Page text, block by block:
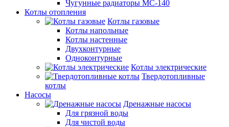
Чугунные радиаторы МС-140
Котлы отопления
Котлы газовые
Котлы напольные
Котлы настенные
Двухконтурные
Одноконтурные
Котлы электрические
Твердотопливные
котлы
Насосы
Дренажные насосы
Для грязной воды
Для чистой воды